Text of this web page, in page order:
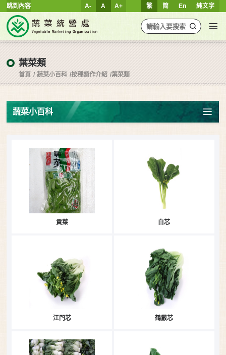
跳到內容 繁 简 En 純文字
A- A A+
葉菜類
首頁 蔬菜小百科 按種類作介紹 葉菜類
蔬菜小百科
貢菜 白芯
江門芯 鶴藪芯